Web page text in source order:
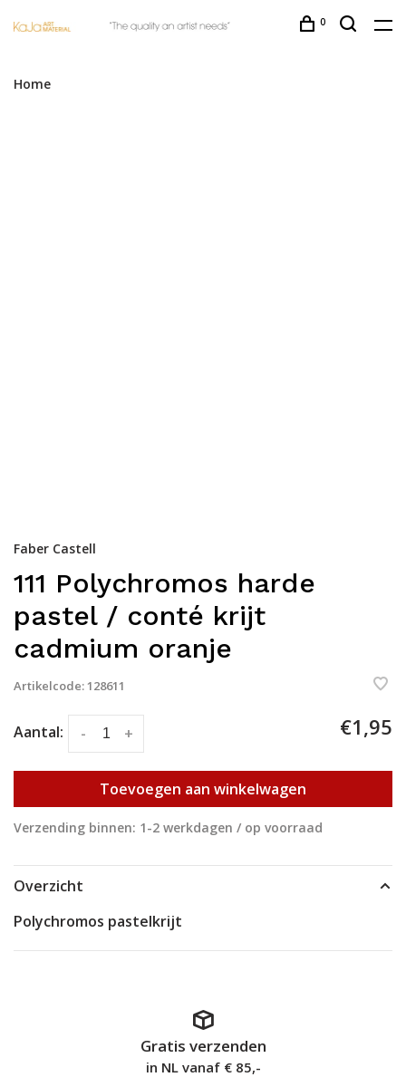
0
Home
Faber Castell
111 Polychromos harde
pastel / conté krijt
cadmium oranje
Artikelcode:128611
Aantal: +
- €1,95
Toevoegen aan winkelwagen
Verzending binnen: 1-2 werkdagen / op voorraad
Overzicht
Polychromos pastelkrijt
Gratis verzenden
in NL vanaf € 85,-